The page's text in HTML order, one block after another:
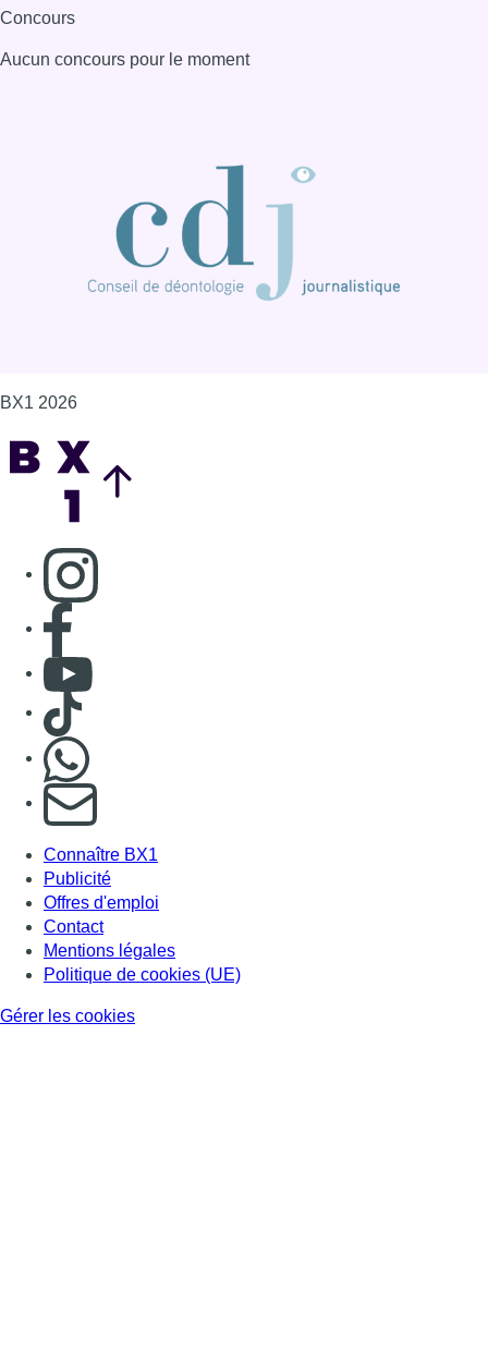
Concours
Aucun concours pour le moment
BX1 2026
Consulter page Instagram
Consulter page Facebook
Consulter Youtube
Consulter TikTok
S'abonner à notre newsletter
Connaître BX1
Publicité
Offres d'emploi
Contact
Mentions légales
Politique de cookies (UE)
Gérer les cookies